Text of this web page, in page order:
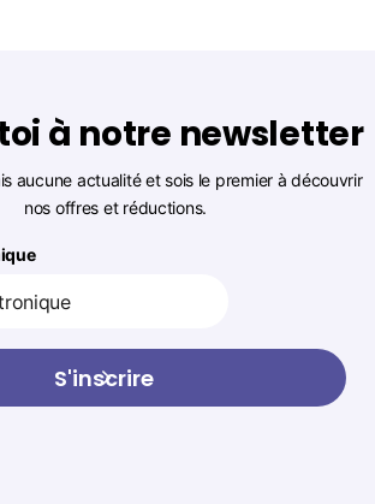
à notre newsletter
aucune actualité et sois le premier à découvrir
nos offres et réductions.
S'inscrire